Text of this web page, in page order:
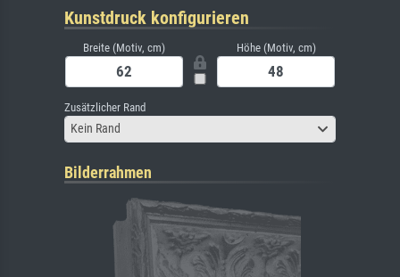
Kunstdruck konfigurieren
Breite (Motiv, cm) Höhe (Motiv, cm)
Zusätzlicher Rand
Kein Rand
Bilderrahmen